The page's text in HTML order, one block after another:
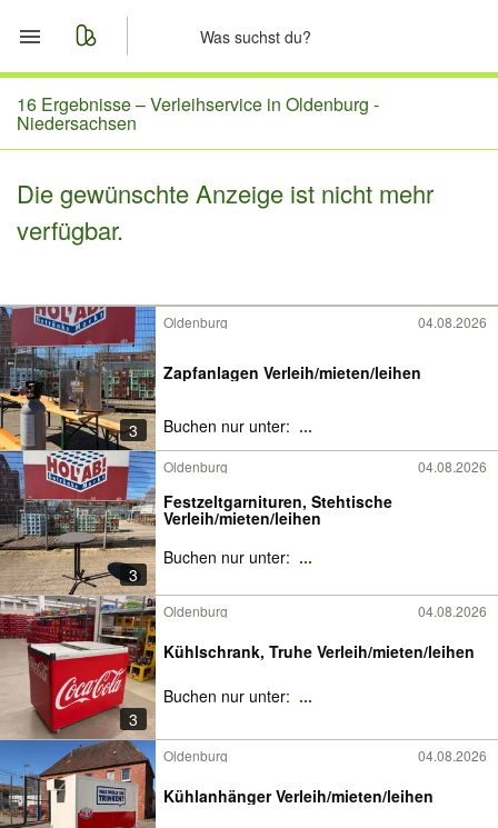
Start
Merkliste
Nachrichten
16 Ergebnisse –Verleihservice in Oldenburg -
Niedersachsen
Die gewünschte Anzeige ist nicht mehr
verfügbar.
3
Oldenburg 04.08.2026
Zapfanlagen Verleih/mieten/leihen
Buchen nur unter: ...
3
Oldenburg 04.08.2026
Festzeltgarnituren, Stehtische
Verleih/mieten/leihen
Buchen nur unter: ...
3
Oldenburg 04.08.2026
Kühlschrank, Truhe Verleih/mieten/leihen
Buchen nur unter: ...
Oldenburg 04.08.2026
Kühlanhänger Verleih/mieten/leihen